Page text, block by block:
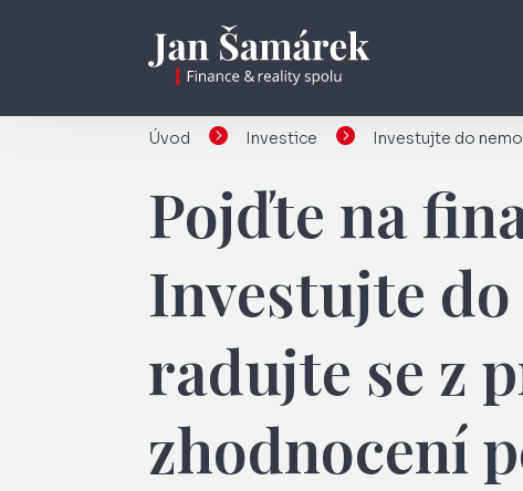
Úvod  Investice  Investujte do
Pojďte na
Investujte
radujte se z
zhodnocení